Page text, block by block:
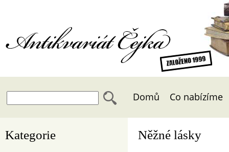
Antikvariát Čejka
Domů Co nabízíme
Kategorie Něžné lásky